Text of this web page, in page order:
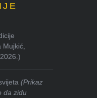
Mujkić,
(Prikaz
da zidu